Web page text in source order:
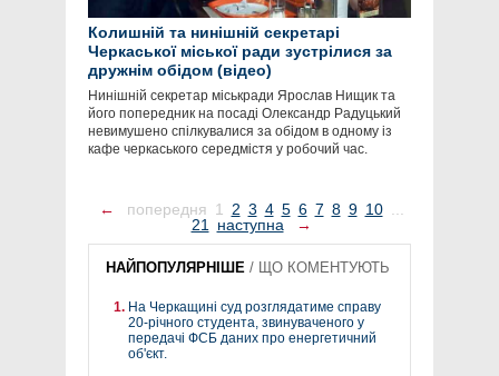
Колишній та нинішній секретарі
Черкаської міської ради зустрілися за
дружнім обідом (відео)
Нинішній секретар міськради Ярослав Нищик та
його попередник на посаді Олександр Радуцький
невимушено спілкувалися за обідом в одному із
кафе черкаського середмістя у робочий час.
← попередня 1 2 3 4 5 6 7 8 9 10 ...
21 наступна →
НАЙПОПУЛЯРНІШЕ / ЩО КОМЕНТУЮТЬ
На Черкащині суд розглядатиме справу
20-річного студента, звинуваченого у
передачі ФСБ даних про енергетичний
об'єкт.